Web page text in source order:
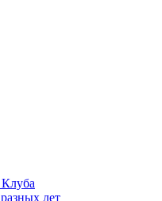
лет